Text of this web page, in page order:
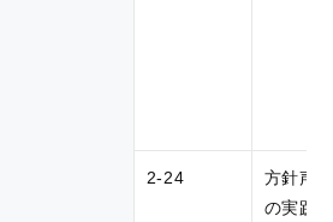
2-24
方針声
の実践